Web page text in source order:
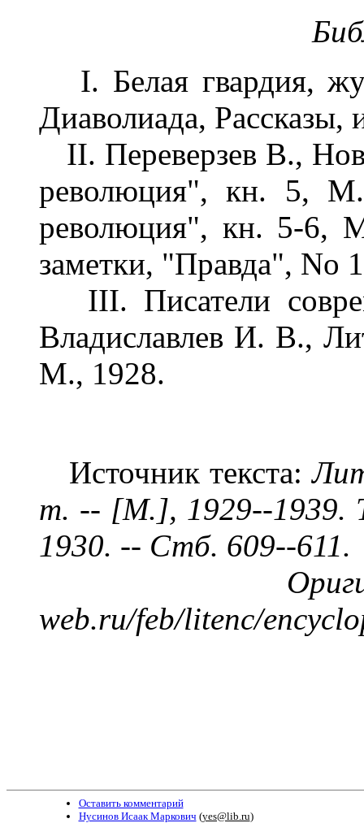
I. Белая гвардия,
Диаволиада,
II. Переверзев В.,
революция", кн. 5,
революция", кн. 5-6,
заметки, "Правда", No
III. Писатели
Владиславлев И. В.,
М., 1928.
Источник текста:
т. -- [М.], 1929--1939.
1930. -- Стб. 609--611.
web.ru/feb/litenc/
Оставить комментарий
Нусинов Исаак Маркович (yes@lib.ru)